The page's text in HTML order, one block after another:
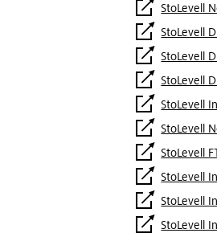
StoLevell
StoLevell
StoLevell
StoLevell
StoLevell
StoLevell
StoLevell FT
StoLevell
StoLevell
StoLevell